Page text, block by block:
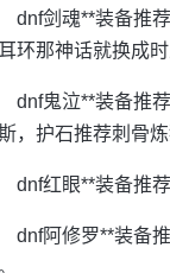
dnf剑魂**装备推
环那神话就换成时
dnf鬼泣**装备推
，护石推荐刺骨炼
dnf红眼**装备推
dnf阿修罗**装备